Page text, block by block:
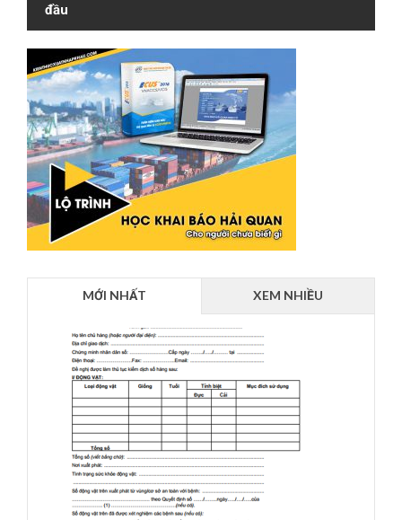
đầu
MỚI NHẤT XEM NHIỀU